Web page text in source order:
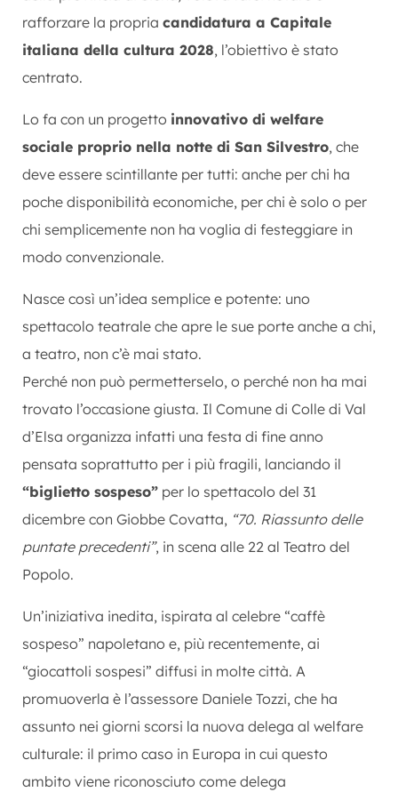
rafforzare la propria candidatura a Capitale
italiana della cultura 2028, l’obiettivo è stato
centrato.
Lo fa con un progetto innovativo di welfare
sociale proprio nella notte di San Silvestro, che
deve essere scintillante per tutti: anche per chi ha
poche disponibilità economiche, per chi è solo o per
chi semplicemente non ha voglia di festeggiare in
modo convenzionale.
Nasce così un’idea semplice e potente: uno
spettacolo teatrale che apre le sue porte anche a chi,
a teatro, non c’è mai stato.
Perché non può permetterselo, o perché non ha mai
trovato l’occasione giusta. Il Comune di Colle di Val
d’Elsa organizza infatti una festa di fine anno
pensata soprattutto per i più fragili, lanciando il
“biglietto sospeso” per lo spettacolo del 31
dicembre con Giobbe Covatta, “70. Riassunto delle
puntate precedenti”, in scena alle 22 al Teatro del
Popolo.
Un’iniziativa inedita, ispirata al celebre “caffè
sospeso” napoletano e, più recentemente, ai
“giocattoli sospesi” diffusi in molte città. A
promuoverla è l’assessore Daniele Tozzi, che ha
assunto nei giorni scorsi la nuova delega al welfare
culturale: il primo caso in Europa in cui questo
ambito viene riconosciuto come delega